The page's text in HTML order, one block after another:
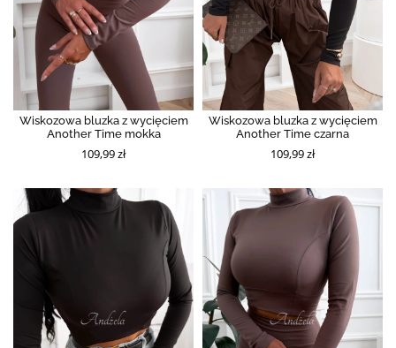
Wiskozowa bluzka z wycięciem
Another Time mokka
109,99 zł
Wiskozowa bluzka z wycięciem
Another Time czarna
109,99 zł